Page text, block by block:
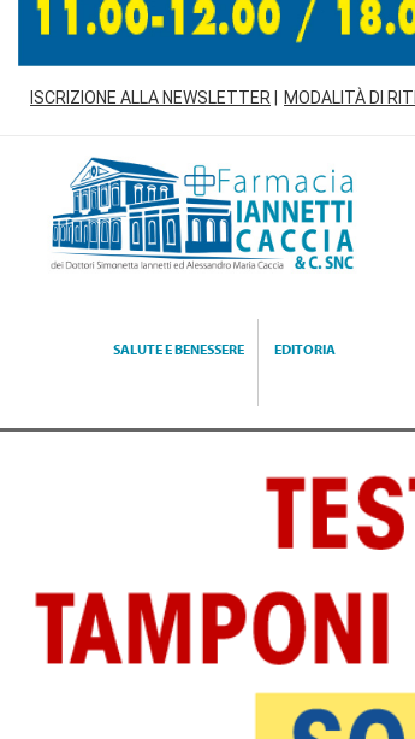
ISCRIZIONE ALLA NEWSLETTER MODALITÀ DI
Farmacia
Iannetti
SALUTE E BENESSERE EDITORIA